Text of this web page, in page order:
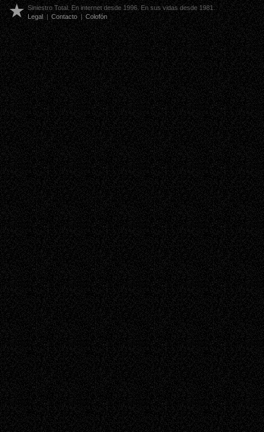
Siniestro Total. En internet desde 1996. En sus vidas desde 1981.
Legal | Contacto | Colofón